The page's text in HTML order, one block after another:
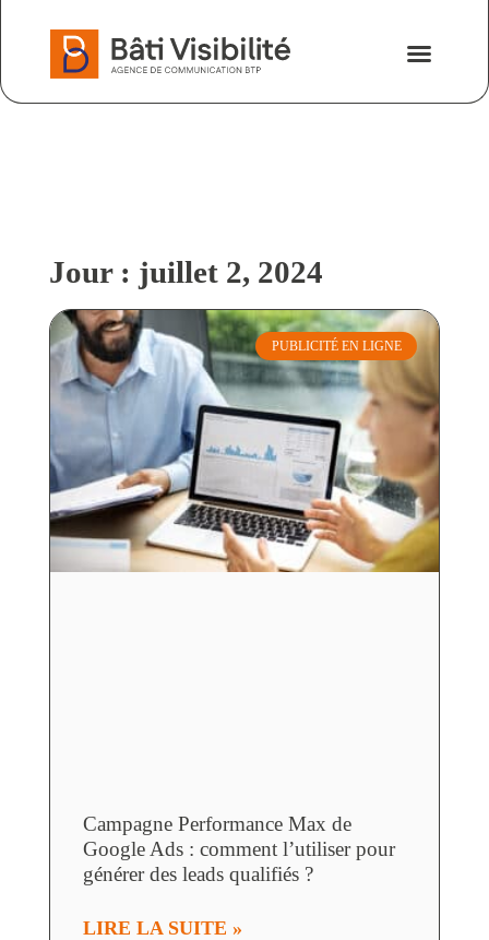
Jour : juillet 2, 2024
PUBLICITÉ EN LIGNE
Campagne Performance Max de
Google Ads : comment l’utiliser pour
générer des leads qualifiés ?
LIRE LA SUITE »